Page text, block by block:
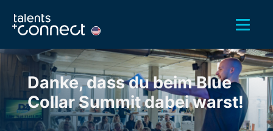
Danke, dass du beim Blue
Collar Summit dabei warst!